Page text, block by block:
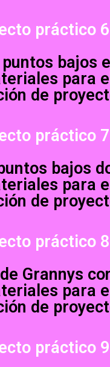
práctico 6
bajos
para
de
práctico 7
bajos
para
de
práctico 8
Grannys
para
de
práctico 9